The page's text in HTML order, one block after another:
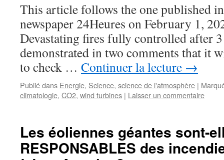
This article follows the one published
newspaper 24Heures on February 1,
Devastating fires fully controlled after
demonstrated in two comments that it
to check … Continuer la lecture →
Publié dans Energie, Science, science de l'atmosphère |
climatologie, CO2, wind turbines | Laisser un commentaire
Les éoliennes géantes sont-
RESPONSABLES des